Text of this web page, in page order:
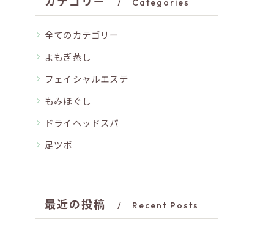
Categories
全てのカテゴリー
よもぎ蒸し
フェイシャルエステ
もみほぐし
ドライヘッドスパ
足ツボ
最近の投稿 Recent Posts